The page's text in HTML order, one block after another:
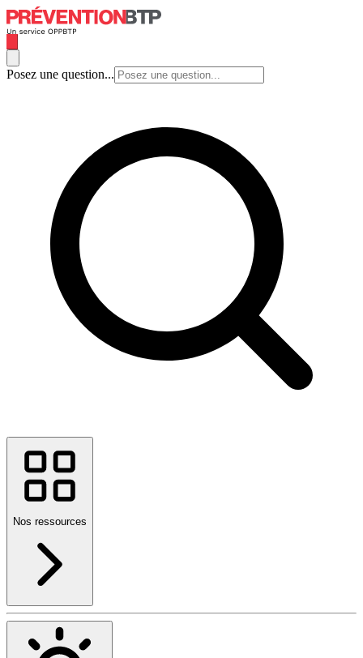
Posez une question...
Nos ressources